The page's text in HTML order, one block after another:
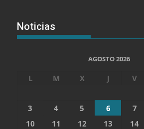
Noticias
AGOSTO 2026
L M X J V
3
4 5 6 7
10
11 12 13 14